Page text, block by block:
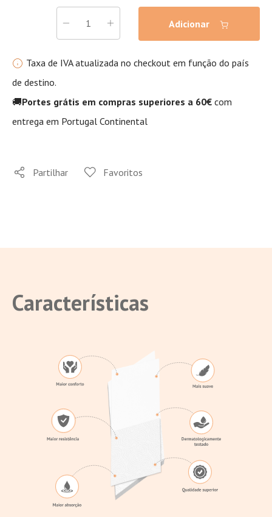
Adicionar
Taxa de IVA atualizada no checkout em função do país
de destino.
🚚Portes grátis em compras superiores a 60€ com
entrega em Portugal Continental
Partilhar Favoritos
Características